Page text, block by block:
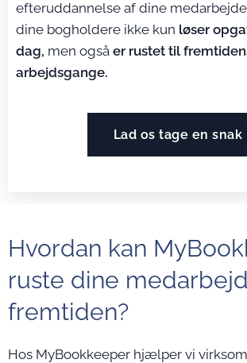
efteruddannelse af dine
dine bogholdere ikke kun løser
dag, men også er rustet til
arbejdsgange.
Lad os tage en snak
Hvordan kan
ruste dine
fremtiden?
Hos MyBookkeeper hjælper vi